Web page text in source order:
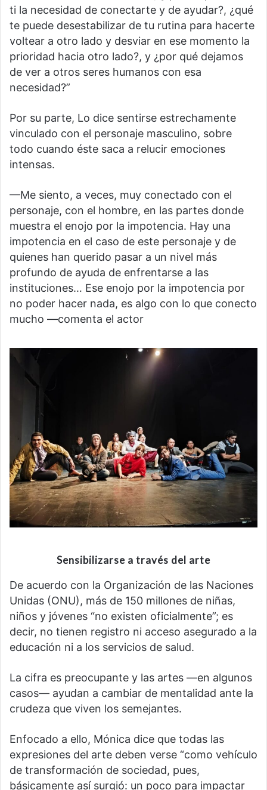
ti la necesidad de conectarte y de ayudar?, ¿qué
te puede desestabilizar de tu rutina para hacerte
voltear a otro lado y desviar en ese momento la
prioridad hacia otro lado?, y ¿por qué dejamos
de ver a otros seres humanos con esa
necesidad?”
Por su parte, Lo dice sentirse estrechamente
vinculado con el personaje masculino, sobre
todo cuando éste saca a relucir emociones
intensas.
—Me siento, a veces, muy conectado con el
personaje, con el hombre, en las partes donde
muestra el enojo por la impotencia. Hay una
impotencia en el caso de este personaje y de
quienes han querido pasar a un nivel más
profundo de ayuda de enfrentarse a las
instituciones… Ese enojo por la impotencia por
no poder hacer nada, es algo con lo que conecto
mucho —comenta el actor
Sensibilizarse a través del arte
De acuerdo con la Organización de las Naciones
Unidas (ONU), más de 150 millones de niñas,
niños y jóvenes “no existen oficialmente”; es
decir, no tienen registro ni acceso asegurado a la
educación ni a los servicios de salud.
La cifra es preocupante y las artes —en algunos
casos— ayudan a cambiar de mentalidad ante la
crudeza que viven los semejantes.
Enfocado a ello, Mónica dice que todas las
expresiones del arte deben verse “como vehículo
de transformación de sociedad, pues,
básicamente así surgió: un poco para impactar